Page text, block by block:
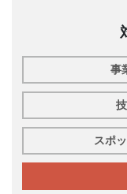
事
スポ